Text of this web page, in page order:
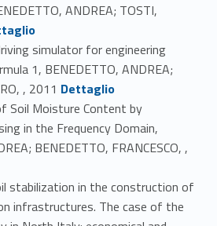
ANDREA; TOSTI,
simulator for engineering
1, BENEDETTO, ANDREA;
, 2011 Link identifier #identifier_person_78662-46
Dettaglio
Soil Moisture Content by
in the Frequency Domain,
BENEDETTO, FRANCESCO, ,
stabilization in the construction of
infrastructures. The case of the